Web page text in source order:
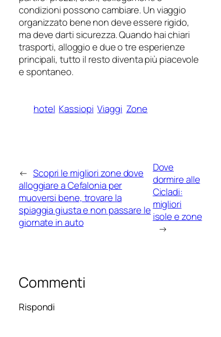
condizioni possono cambiare. Un viaggio
organizzato bene non deve essere rigido,
ma deve darti sicurezza. Quando hai chiari
trasporti, alloggio e due o tre esperienze
principali, tutto il resto diventa più piacevole
e spontaneo.
hotel Kassiopi Viaggi Zone
← Scopri le migliori zone dove
alloggiare a Cefalonia per
muoversi bene, trovare la
spiaggia giusta e non passare le
giornate in auto
Dove
dormire alle
Cicladi:
migliori
isole e zone
→
Commenti
Rispondi